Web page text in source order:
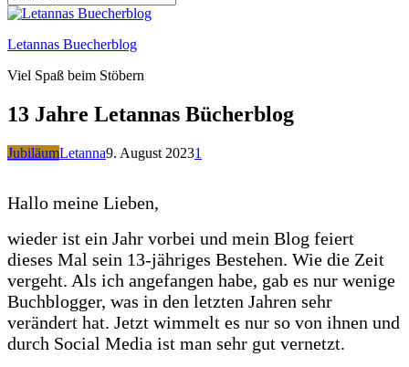
Letannas Buecherblog
Viel Spaß beim Stöbern
13 Jahre Letannas Bücherblog
JubiläumLetanna9. August 20231
Hallo meine Lieben,
wieder ist ein Jahr vorbei und mein Blog feiert
dieses Mal sein 13-jähriges Bestehen. Wie die Zeit
vergeht. Als ich angefangen habe, gab es nur wenige
Buchblogger, was in den letzten Jahren sehr
verändert hat. Jetzt wimmelt es nur so von ihnen und
durch Social Media ist man sehr gut vernetzt.